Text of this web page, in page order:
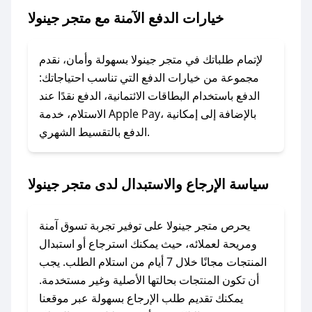
لا تقلق! يمكنك التواصل مع فريق دعم صحصح عبر
الرسائل الخاصة على تويتر أو البريد الإلكتروني،
وسنقوم بحل المشكلة في أسرع وقت ممكن.
### ماذا أفعل إذا لم أجد كود خصم لمتجري
المفضل؟
مراسلتنا مباشرة وسنعمل على توفير الكوبونات في
### كيف تحصل على كوبونات خصم حصرية من
متجر جينولا؟
للحصول على كوبونات وخصومات حصرية، قم بما
يلي:
خيارات الدفع الآمنة مع متجر جينولا
لإتمام طلباتك في متجر جينولا بسهولة وأمان، نقدم
مجموعة من خيارات الدفع التي تناسب احتياجاتك:
الدفع باستخدام البطاقات الائتمانية، الدفع نقدًا عند
الاستلام، خدمة Apple Pay، بالإضافة إلى إمكانية
الدفع بالتقسيط الشهري.
سياسة الإرجاع والاستبدال لدى متجر جينولا
يحرص متجر جينولا على توفير تجربة تسوق آمنة
ومريحة لعملائه، حيث يمكنك استرجاع أو استبدال
المنتجات مجانًا خلال 7 أيام من استلام الطلب. يجب
أن تكون المنتجات بحالتها الأصلية وغير مستخدمة.
يمكنك تقديم طلب الإرجاع بسهولة عبر موقعنا